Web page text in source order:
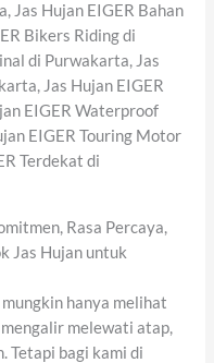
Jas Hujan EIGER Bahan
Bikers Riding di
di Purwakarta, Jas
Jas Hujan EIGER
EIGER Waterproof
EIGER Touring Motor
Terdekat di
Rasa Percaya,
Jas Hujan untuk
hanya melihat
melewati atap,
Tetapi bagi kami di